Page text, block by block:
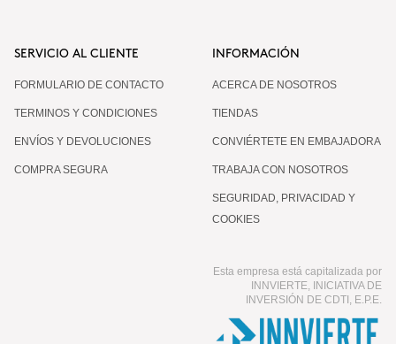
SERVICIO AL CLIENTE
FORMULARIO DE CONTACTO
TERMINOS Y CONDICIONES
ENVÍOS Y DEVOLUCIONES
COMPRA SEGURA
INFORMACIÓN
ACERCA DE NOSOTROS
TIENDAS
CONVIÉRTETE EN EMBAJADORA
TRABAJA CON NOSOTROS
SEGURIDAD, PRIVACIDAD Y
COOKIES
Esta empresa está capitalizada por
INNVIERTE, INICIATIVA DE
INVERSIÓN DE CDTI, E.P.E.